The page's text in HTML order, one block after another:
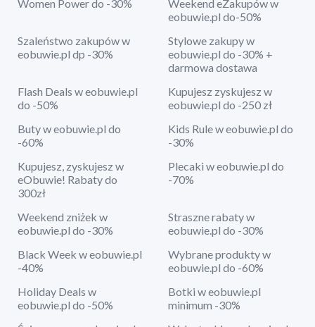
Women Power do -30%
Weekend eZakupów w
eobuwie.pl do-50%
Szaleństwo zakupów w
eobuwie.pl dp -30%
Stylowe zakupy w
eobuwie.pl do -30% +
darmowa dostawa
Flash Deals w eobuwie.pl
do -50%
Kupujesz zyskujesz w
eobuwie.pl do -250 zł
Buty w eobuwie.pl do
-60%
Kids Rule w eobuwie.pl do
-30%
Kupujesz, zyskujesz w
eObuwie! Rabaty do
300zł
Plecaki w eobuwie.pl do
-70%
Weekend zniżek w
eobuwie.pl do -30%
Straszne rabaty w
eobuwie.pl do -30%
Black Week w eobuwie.pl
-40%
Wybrane produkty w
eobuwie.pl do -60%
Holiday Deals w
eobuwie.pl do -50%
Botki w eobuwie.pl
minimum -30%